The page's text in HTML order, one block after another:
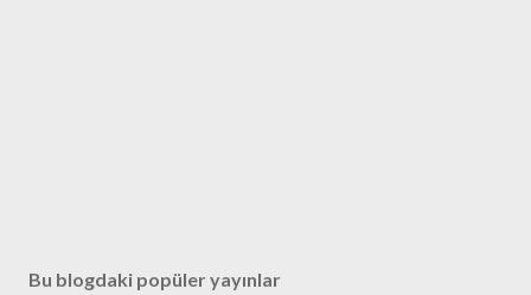
Bu blogdaki popüler yayınlar